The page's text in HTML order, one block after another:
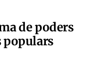
de poders
populars